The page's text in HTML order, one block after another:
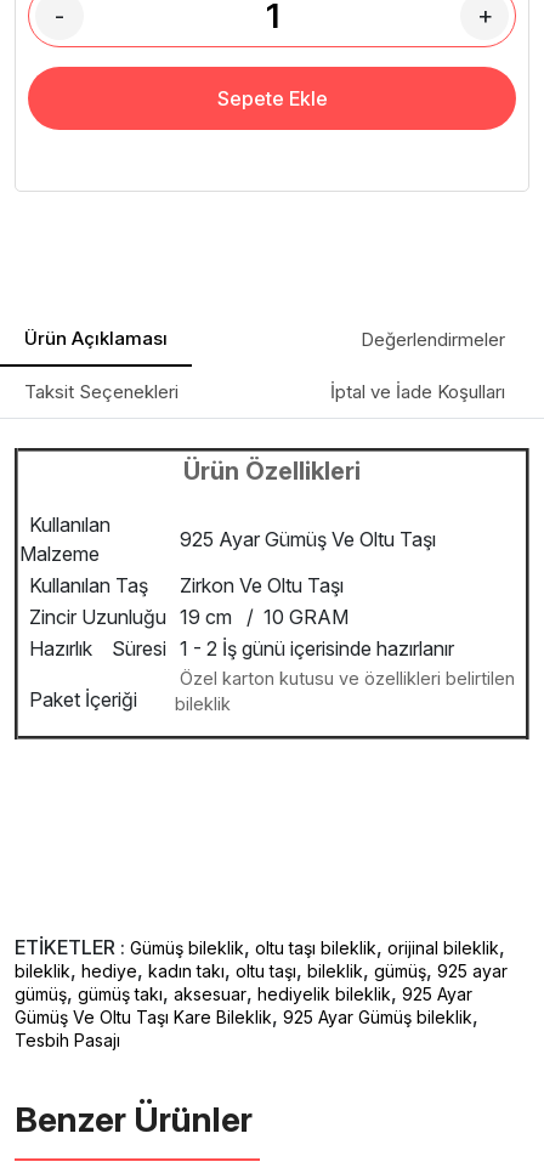
- +
Sepete Ekle
Ürün Açıklaması Değerlendirmeler
Taksit Seçenekleri İptal ve İade Koşulları
Ürün Özellikleri
Kullanılan
Malzeme
925 Ayar Gümüş Ve Oltu Taşı
Kullanılan Taş
Zirkon Ve Oltu Taşı
Zincir Uzunluğu 19 cm / 10 GRAM
Hazırlık Süresi 1 - 2 İş günü içerisinde hazırlanır
Paket İçeriği
Özel karton kutusu ve özellikleri belirtilen
bileklik
ETİKETLER : Gümüş bileklik, oltu taşı bileklik, orijinal bileklik,
bileklik, hediye, kadın takı, oltu taşı, bileklik, gümüş, 925 ayar
gümüş, gümüş takı, aksesuar, hediyelik bileklik, 925 Ayar
Gümüş Ve Oltu Taşı Kare Bileklik, 925 Ayar Gümüş bileklik,
Tesbih Pasajı
Benzer Ürünler ️